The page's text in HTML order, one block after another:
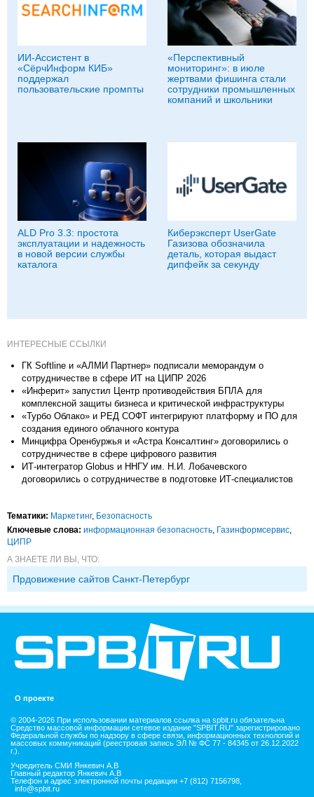
ИИ-Ассистент в
«СёрчИнформ КИБ»
поддержал
пользовательские промпты
«Перспективный
мониторинг»: в июле
жертвами фишинга стали
сотрудники промышленных
компаний и школьники
ALD Pro 3.3: простота
эксплуатации и надежность
в новой версии службы
каталога
Киберэксперт UserGate
Газизова обозначила
деталь, которая выдаст
дипфейк за секунду
ИНТЕРЕСНЫЕ ССЫЛКИ
ГК Softline и «АЛМИ Партнер» подписали меморандум о
сотрудничестве в сфере ИТ на ЦИПР 2026
«Инферит» запустил Центр противодействия БПЛА для
комплексной защиты бизнеса и критической инфраструктуры
«Турбо Облако» и РЕД СОФТ интегрируют платформу и ПО для
создания единого облачного контура
Минцифра Оренбуржья и «Астра Консалтинг» договорились о
сотрудничестве в сфере цифрового развития
ИТ-интегратор Globus и ННГУ им. Н.И. Лобачевского
договорились о сотрудничестве в подготовке ИТ-специалистов
Тематики: Маркетинг, Безопасность
Ключевые слова: информационная безопасность, Газинформсервис,
ЦИПР
А ЗНАЕТЕ ЛИ ВЫ, ЧТО:
Прдовижение сайтов Санкт-Петербург
О проекте
© 2004-2026 При использовании материалов ссылка на spbit.ru обязательна
Средство массовой информации сетевое издание "SPBIT.RU" зарегистрировано
Федеральной службы по надзору в сфере связи, информационных технологий и
массовых коммуникаций (реестровая запись ЭЛ № ФС 77 - 84345 от 26.12.2022
г.).
Учредитель СМИ Янкевич А.В
Главный редактор Янкевич А.В
Телефон и адрес электронной почты редакции +7 (812) 7156798,
info@spbit.ru